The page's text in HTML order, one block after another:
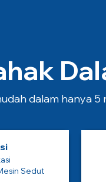
dalam hanya 5
Sedut